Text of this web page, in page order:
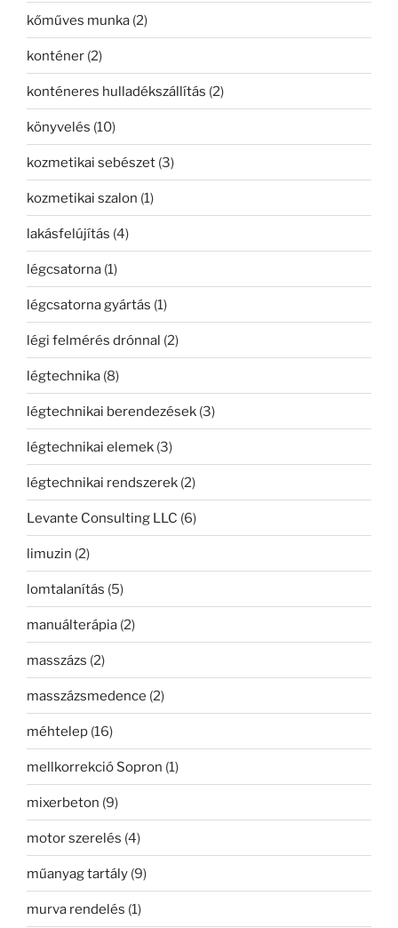
kőműves munka (2)
konténer (2)
konténeres hulladékszállítás (2)
könyvelés (10)
kozmetikai sebészet (3)
kozmetikai szalon (1)
lakásfelújítás (4)
légcsatorna (1)
légcsatorna gyártás (1)
légi felmérés drónnal (2)
légtechnika (8)
légtechnikai berendezések (3)
légtechnikai elemek (3)
légtechnikai rendszerek (2)
Levante Consulting LLC (6)
limuzin (2)
lomtalanítás (5)
manuálterápia (2)
masszázs (2)
masszázsmedence (2)
méhtelep (16)
mellkorrekció Sopron (1)
mixerbeton (9)
motor szerelés (4)
műanyag tartály (9)
murva rendelés (1)